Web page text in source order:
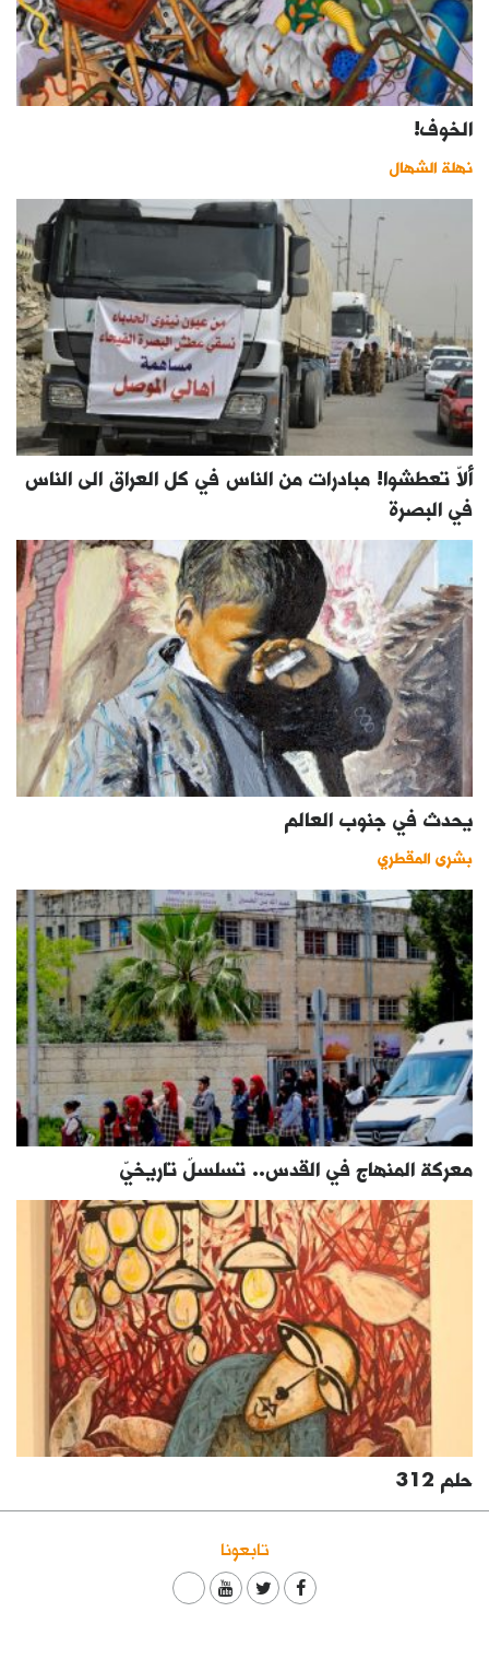
الخوف!
نهلة الشهال
ألاّ تعطشوا! مبادرات من الناس في كل العراق الى الناس
في البصرة
يحدث في جنوب العالم
بشرى المقطري
معركة المنهاج في القدس.. تسلسلٌ تاريخيّ
حلم 312
تابعونا